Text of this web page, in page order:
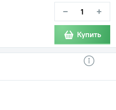
− +
Купить